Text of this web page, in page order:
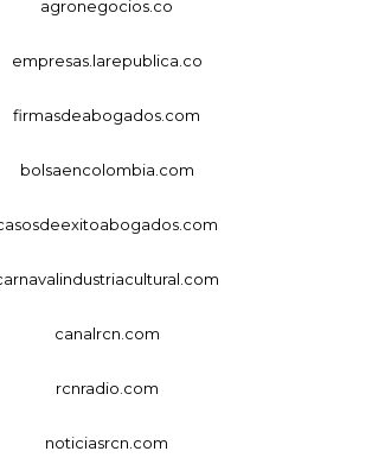
agronegocios.co
empresas.larepublica.co
firmasdeabogados.com
bolsaencolombia.com
canalrcn.com
rcnradio.com
noticiasrcn.com